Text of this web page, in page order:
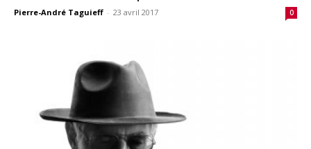
Pierre-André Taguieff - 23 avril 2017 0